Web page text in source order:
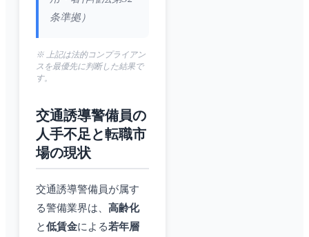
条準拠）
※ 上記は法的コンプライアン
スを最優先に判断した結果で
す。
交通誘導警備員の
人手不足と転職市
場の現状
交通誘導警備員が属す
る警備業界は、 高齢化
と低賃金による若年層